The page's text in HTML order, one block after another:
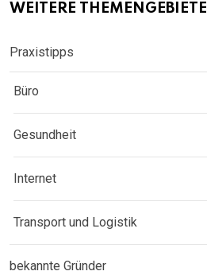
WEITERE THEMENGEBIETE
Praxistipps
Büro
Gesundheit
Internet
Transport und Logistik
bekannte Gründer